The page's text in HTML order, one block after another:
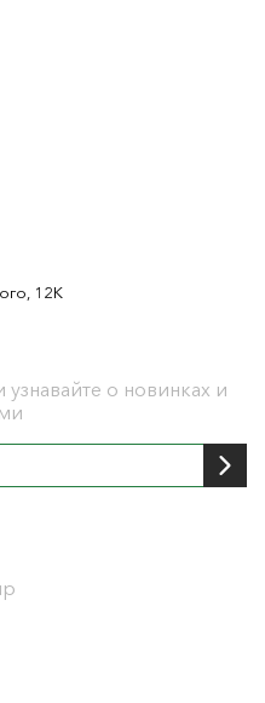
12К
о новинках и